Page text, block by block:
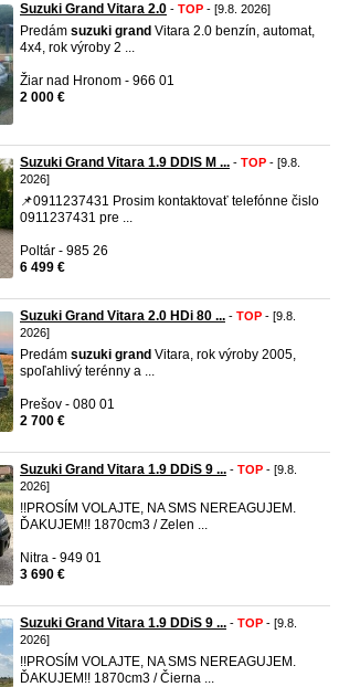
Suzuki Grand Vitara 2.0 - TOP - [9.8. 2026]
Predám suzuki grand Vitara 2.0 benzín, automat,
4x4, rok výroby 2 ...
Žiar nad Hronom - 966 01
2 000 €
Suzuki Grand Vitara 1.9 DDIS M ... - TOP - [9.8.
2026]
📌0911237431 Prosim kontaktovať telefónne čislo
0911237431 pre ...
Poltár - 985 26
6 499 €
Suzuki Grand Vitara 2.0 HDi 80 ... - TOP - [9.8.
2026]
Predám suzuki grand Vitara, rok výroby 2005,
spoľahlivý terénny a ...
Prešov - 080 01
2 700 €
Suzuki Grand Vitara 1.9 DDiS 9 ... - TOP - [9.8.
2026]
!!PROSÍM VOLAJTE, NA SMS NEREAGUJEM.
ĎAKUJEM!! 1870cm3 / Zelen ...
Nitra - 949 01
3 690 €
Suzuki Grand Vitara 1.9 DDiS 9 ... - TOP - [9.8.
2026]
!!PROSÍM VOLAJTE, NA SMS NEREAGUJEM.
ĎAKUJEM!! 1870cm3 / Čierna ...